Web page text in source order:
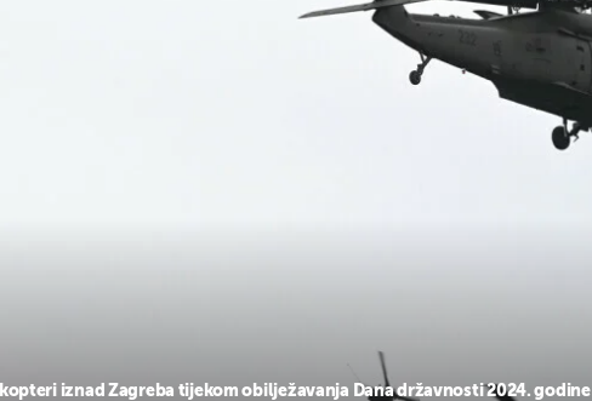
iznad Zagreba tijekom obilježavanja Dana državnosti 2024. godine